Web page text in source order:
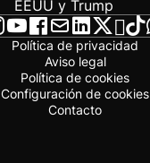
EEUU y Trump
Política de privacidad
Aviso legal
Política de cookies
Configuración de cookies
Contacto